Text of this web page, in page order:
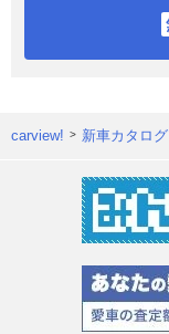
carview! 新車カタログ